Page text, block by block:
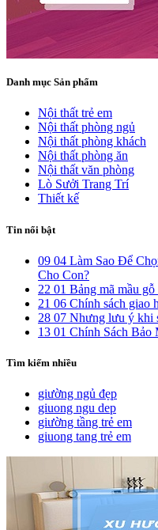
Danh mục Sản phẩm
Nội thất trẻ em
Nội thất phòng ngủ
Nội thất phòng khách
Nội thất phòng ăn
Nội thất văn phòng
Lò Sưởi Trang Trí
Thiết kế
Tin nổi bật
09 04 Làm Sao Để
Cho Con?
22 01 Bảng mã mầu
21 06 Chính sách giao
28 07 Nhưng lưu ý khi
13 01 Chính Sách Bảo
Tìm kiếm nhiều
giường ngủ đẹp
giuong ngu dep
giường tầng trẻ em
giuong tang trẻ em